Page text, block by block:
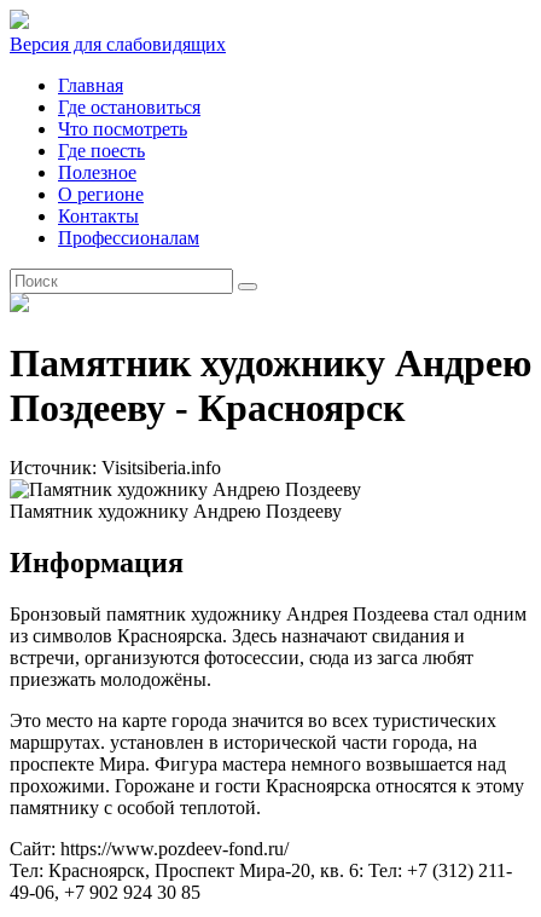
Версия для слабовидящих
Главная
Где остановиться
Что посмотреть
Где поесть
Полезное
О регионе
Контакты
Профессионалам
Памятник художнику Андрею
Поздееву - Красноярск
Источник: Visitsiberia.info
Памятник художнику Андрею Поздееву
Информация
Бронзовый памятник художнику Андрея Поздеева стал одним
из символов Красноярска. Здесь назначают свидания и
встречи, организуются фотосессии, сюда из загса любят
приезжать молодожёны.
Это место на карте города значится во всех туристических
маршрутах. установлен в исторической части города, на
проспекте Мира. Фигура мастера немного возвышается над
прохожими. Горожане и гости Красноярска относятся к этому
памятнику с особой теплотой.
Сайт: https://www.pozdeev-fond.ru/
Тел: Красноярск, Проспект Мира-20, кв. 6: Тел: +7 (312) 211-
49-06, +7 902 924 30 85